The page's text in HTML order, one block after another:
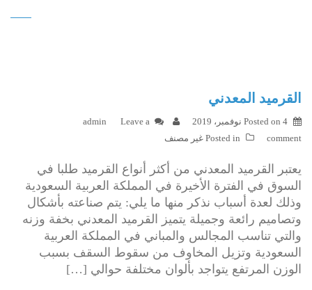
القرميد المعدني
Posted on 4 نوفمبر، 2019 admin
Leave a
comment
Posted in غير مصنف
يعتبر القرميد المعدني من أكثر أنواع القرميد طلبا في
السوق في الفترة الأخيرة في المملكة العربية السعودية
وذلك لعدة أسباب نذكر منها ما يلي: يتم صناعته بأشكال
وتصاميم رائعة وجميلة يتميز القرميد المعدني بخفة وزنه
والتي تناسب المجالس والمباني في المملكة العربية
السعودية وتزيل المخاوف من سقوط السقف بسبب
الوزن المرتفع يتواجد بألوان مختلفة حوالي […]